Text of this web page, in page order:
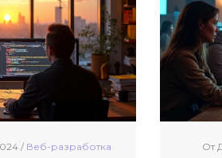
интерфейсов и
технологиями. В
аспекты
подходит
или карьеры.
факты и
JavaScript.
/ Веб-разработка От